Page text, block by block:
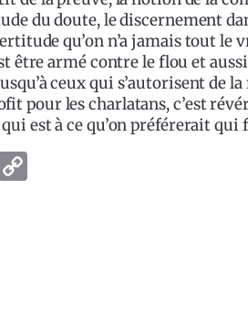
du doute, le discernement
qu’on n’a jamais tout le
être armé contre le flou et
ceux qui s’autorisent de la
pour les charlatans, c’est
est à ce qu’on préférerait qui